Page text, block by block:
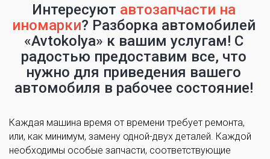
Интересуют автозапчасти на
иномарки? Разборка автомобилей
«Avtokolya» к вашим услугам! С
радостью предоставим все, что
нужно для приведения вашего
автомобиля в рабочее состояние!
Каждая машина время от времени требует ремонта,
или, как минимум, замену одной-двух деталей. Каждой
необходимы особые запчасти, соответствующие